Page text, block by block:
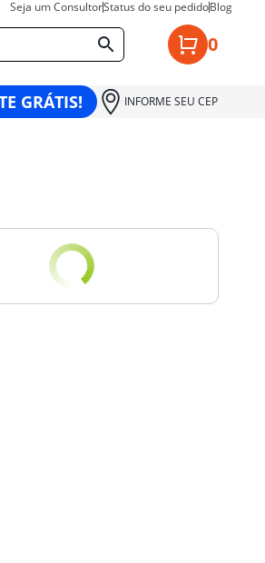
Seja um ConsultorStatus do seu pedidoBlog
0
GRÁTIS! INFORME SEU CEP